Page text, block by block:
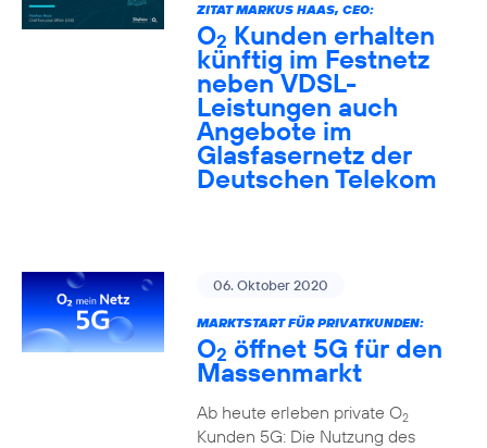
ZITAT MARKUS HAAS, CEO:
O2 Kunden erhalten
künftig im Festnetz
neben VDSL-
Leistungen auch
Angebote im
Glasfasernetz der
Deutschen Telekom
06. Oktober 2020
MARKTSTART FÜR PRIVATKUNDEN:
O2 öffnet 5G für den
Massenmarkt
Ab heute erleben private O2
Kunden 5G: Die Nutzung des